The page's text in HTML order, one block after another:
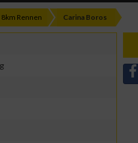
8km Rennen Carina Boros